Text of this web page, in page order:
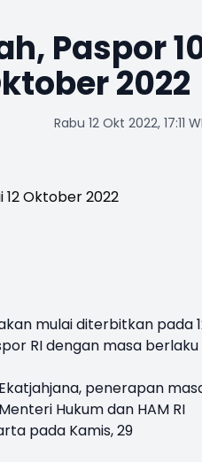
Paspor
2022
Rabu 12 Okt 2022, 17:11
mulai diterbitkan pada
RI dengan masa berlaku
, penerapan
Hukum dan HAM RI
pada Kamis, 29